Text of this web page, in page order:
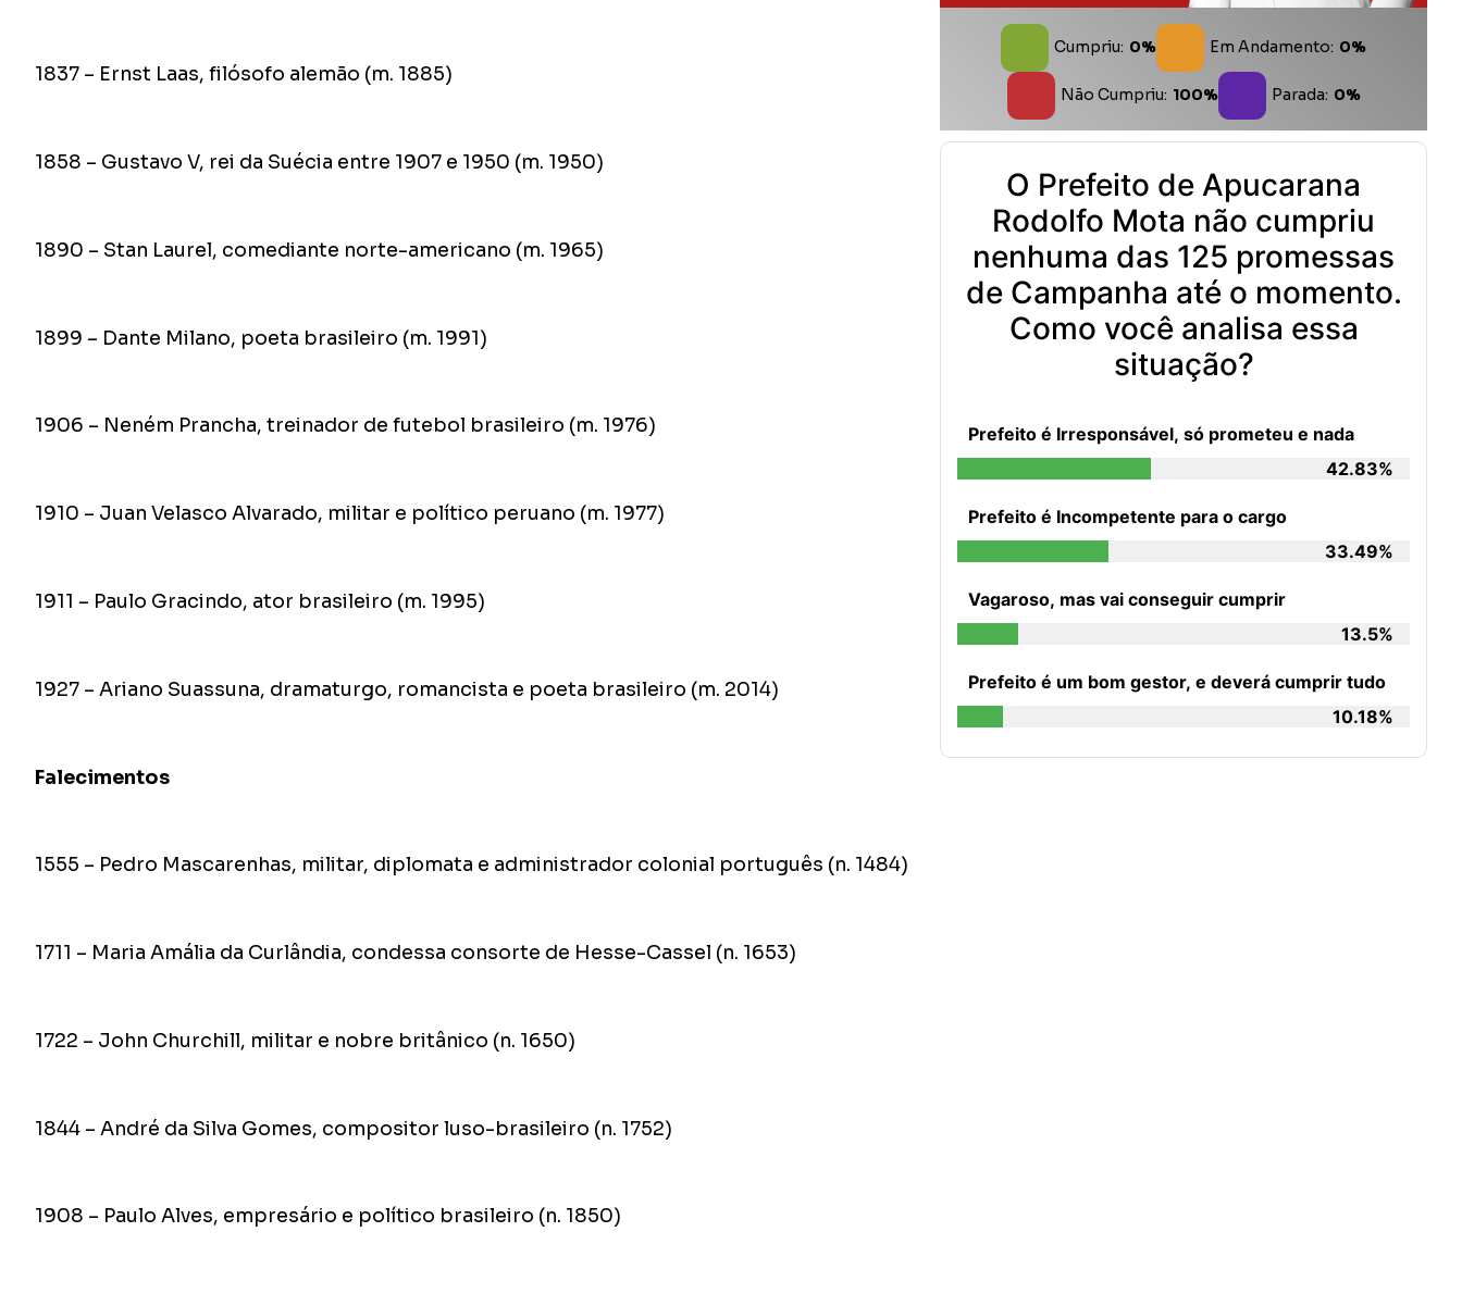
1837 – Ernst Laas, filósofo alemão (m. 1885)
1858 – Gustavo V, rei da Suécia entre 1907 e 1950 (m. 1950)
1890 – Stan Laurel, comediante norte-americano (m. 1965)
1899 – Dante Milano, poeta brasileiro (m. 1991)
1906 – Neném Prancha, treinador de futebol brasileiro (m. 1976)
1910 – Juan Velasco Alvarado, militar e político peruano (m. 1977)
1911 – Paulo Gracindo, ator brasileiro (m. 1995)
1927 – Ariano Suassuna, dramaturgo, romancista e poeta brasileiro (m. 2014)
Falecimentos
1555 – Pedro Mascarenhas, militar, diplomata e administrador colonial português (n. 1484)
1711 – Maria Amália da Curlândia, condessa consorte de Hesse-Cassel (n. 1653)
1722 – John Churchill, militar e nobre britânico (n. 1650)
1844 – André da Silva Gomes, compositor luso-brasileiro (n. 1752)
1908 – Paulo Alves, empresário e político brasileiro (n. 1850)
Cumpriu: 0% Em Andamento: 0%
Não Cumpriu: 100% Parada: 0%
O Prefeito de Apucarana
Rodolfo Mota não cumpriu
nenhuma das 125 promessas
de Campanha até o momento.
Como você analisa essa
situação?
Prefeito é Irresponsável, só prometeu e nada
42.83%
Prefeito é Incompetente para o cargo
33.49%
Vagaroso, mas vai conseguir cumprir
13.5%
Prefeito é um bom gestor, e deverá cumprir tudo
10.18%